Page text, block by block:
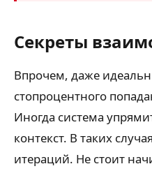
Секреты
Впрочем, даже
стопроцентного
Иногда система
контекст. В таких
итераций. Не стоит